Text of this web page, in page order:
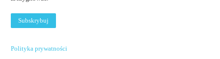
Polityka prywatności